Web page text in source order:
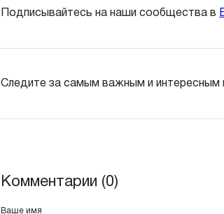
Подписывайтесь на наши сообщества в
Следите за самым важным и интересным
Комментарии (0)
Ваше имя